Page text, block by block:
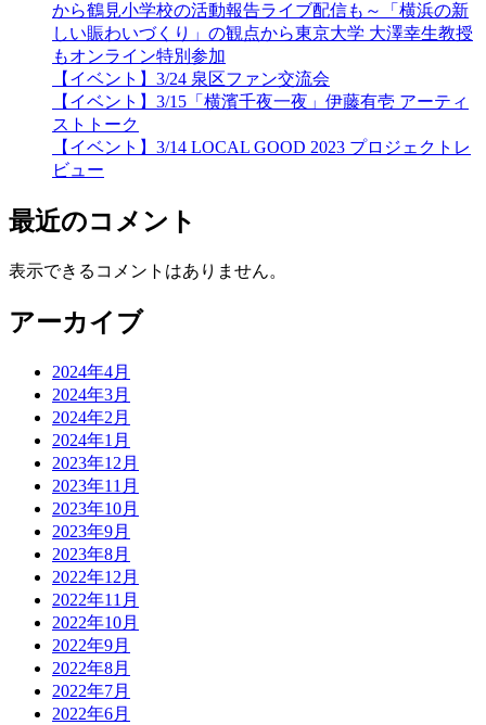
から鶴見小学校の活動報告ライブ配信も～「横浜の新
しい賑わいづくり」の観点から東京大学 大澤幸生教授
もオンライン特別参加
【イベント】3/24 泉区ファン交流会
【イベント】3/15「横濱千夜一夜」伊藤有壱 アーティ
ストトーク
【イベント】3/14 LOCAL GOOD 2023 プロジェクトレ
ビュー
最近のコメント
表示できるコメントはありません。
アーカイブ
2024年4月
2024年3月
2024年2月
2024年1月
2023年12月
2023年11月
2023年10月
2023年9月
2023年8月
2022年12月
2022年11月
2022年10月
2022年9月
2022年8月
2022年7月
2022年6月